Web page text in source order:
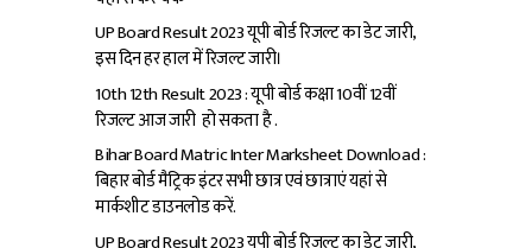
UP Board Result 2023 यूपी बोर्ड रिजल्ट का डेट जारी,
इस दिन हर हाल में रिजल्ट जारी।
10th 12th Result 2023 : यूपी बोर्ड कक्षा 10वीं 12वीं
रिजल्ट आज जारी हो सकता है .
Bihar Board Matric Inter Marksheet Download :
बिहार बोर्ड मैट्रिक इंटर सभी छात्र एवं छात्राएं यहां से
मार्कशीट डाउनलोड करें.